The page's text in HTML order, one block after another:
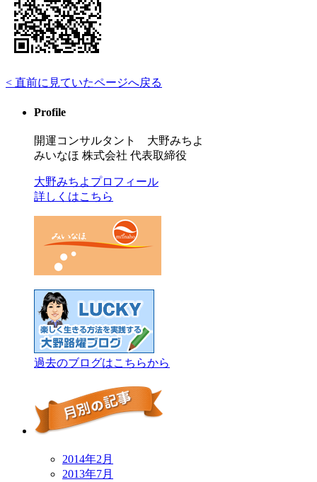
< 直前に見ていたページへ戻る
Profile
開運コンサルタント 大野みちよ
みいなほ 株式会社 代表取締役
大野みちよプロフィール
詳しくはこちら
過去のブログはこちらから
2014年2月
2013年7月